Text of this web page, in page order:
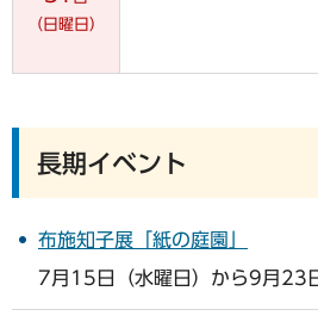
（日曜日）
長期イベント
布施知子展「紙の庭園」
7月15日（水曜日）から9月23